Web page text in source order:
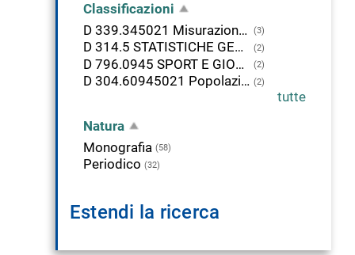
Classificazioni
D 339.345021 Misurazione del reddito nazionale (Aggregati economici). Italia. Statistiche
(3)
D 314.5 STATISTICHE GENERALI DELL'Italia (2)
D 796.0945 SPORT E GIOCHI ATLETICI E ALL'APERTO. Italia (2)
D 304.60945021 Popolazione. Italia. Statistiche (2)
tutte
Natura
Monografia (58)
Periodico (32)
Estendi la ricerca